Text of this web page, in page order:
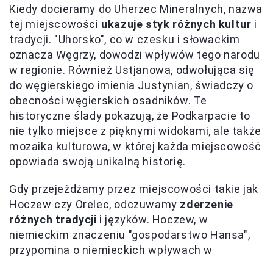
Kiedy docieramy do Uherzec Mineralnych, nazwa
tej miejscowości ukazuje styk różnych kultur i
tradycji. "Uhorsko", co w czesku i słowackim
oznacza Węgrzy, dowodzi wpływów tego narodu
w regionie. Również Ustjanowa, odwołująca się
do węgierskiego imienia Justynian, świadczy o
obecności węgierskich osadników. Te
historyczne ślady pokazują, że Podkarpacie to
nie tylko miejsce z pięknymi widokami, ale także
mozaika kulturowa, w której każda miejscowość
opowiada swoją unikalną historię.
Gdy przejeżdżamy przez miejscowości takie jak
Hoczew czy Orelec, odczuwamy zderzenie
różnych tradycji i języków. Hoczew, w
niemieckim znaczeniu "gospodarstwo Hansa",
przypomina o niemieckich wpływach w